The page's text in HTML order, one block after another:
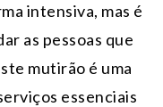
intensiva, mas é
as pessoas que
mutirão é uma
essenciais